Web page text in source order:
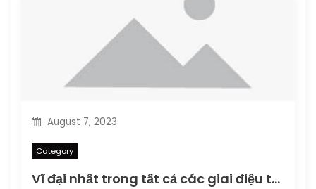
August 7, 2023
Category
Vĩ đại nhất trong tất cả các giai điệu tôn vinh Warren Zevon: Bản xuất bản cuối cùng